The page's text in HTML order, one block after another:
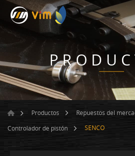
Productos
Repuestos del
Controlador de pistón
SENCO